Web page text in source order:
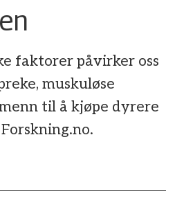
faktorer påvirker oss
muskuløse
til å kjøpe dyrere